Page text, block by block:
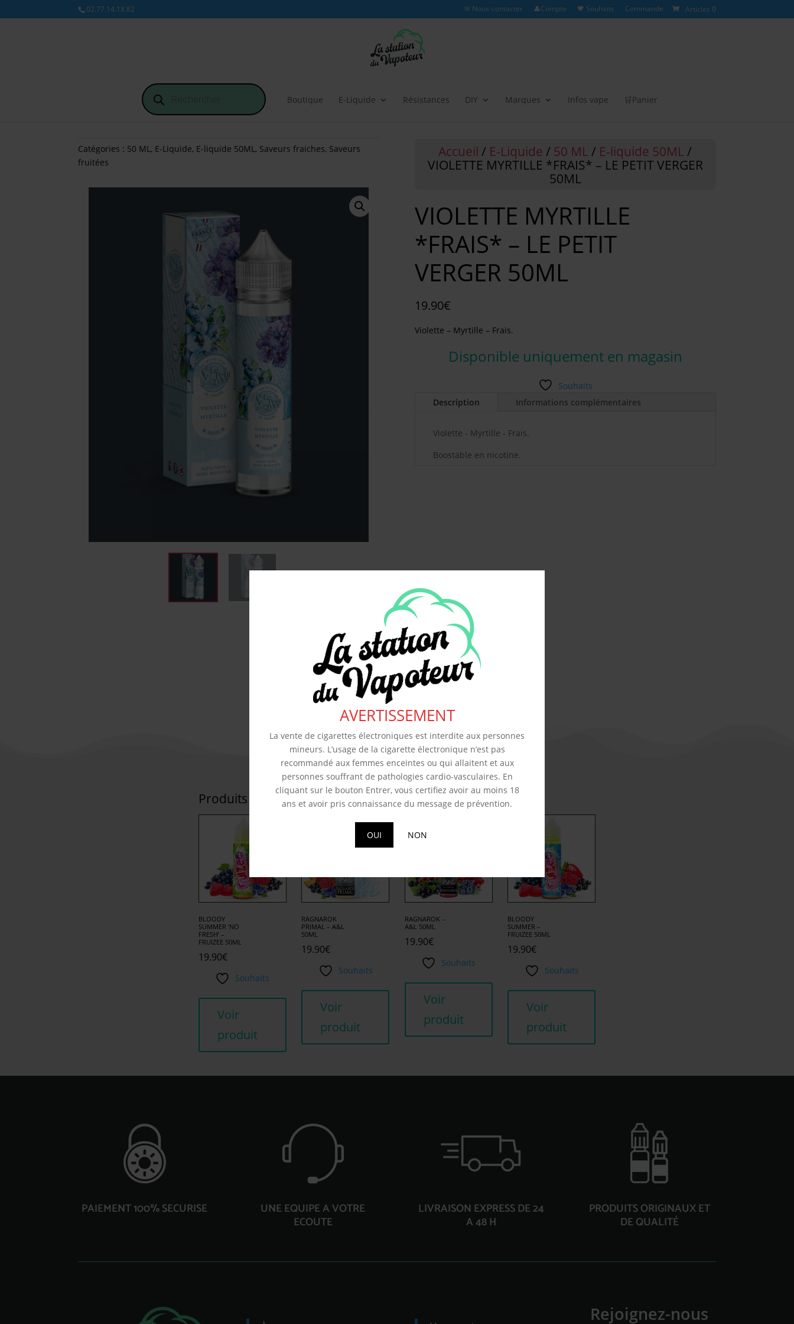
AVERTISSEMENT
La vente de cigarettes électroniques est interdite aux personnes
mineurs. L’usage de la cigarette électronique n’est pas
recommandé aux femmes enceintes ou qui allaitent et aux
personnes souffrant de pathologies cardio-vasculaires. En
cliquant sur le bouton Entrer, vous certifiez avoir au moins 18
ans et avoir pris connaissance du message de prévention.
OUI NON
02.77.14.18.82 ✉ Nous-contacter 👤Compte 🖤 Souhaits Commande Articles 0
Recherche
de
produits Boutique E-Liquide Résistances DIY Marques Infos vape 🛒Panier
Catégories : 50 ML, E-Liquide, E-liquide 50ML, Saveurs fraiches, Saveurs
fruitées
Accueil / E-Liquide / 50 ML / E-liquide 50ML /
VIOLETTE MYRTILLE *FRAIS* – LE PETIT VERGER
50ML
VIOLETTE MYRTILLE
*FRAIS* – LE PETIT
VERGER 50ML
19.90€
Violette – Myrtille – Frais.
Disponible uniquement en magasin
Souhaits
Description
Informations complémentaires
Violette - Myrtille - Frais.
Boostable en nicotine.
Produits similaires
BLOODY
SUMMER ‘NO
FRESH’ –
FRUIZEE 50ML
19.90€
Souhaits
Voir
produit
RAGNAROK
PRIMAL – A&L
50ML
19.90€
Souhaits
Voir
produit
RAGNAROK –
A&L 50ML
19.90€
Souhaits
Voir
produit
BLOODY
SUMMER –
FRUIZEE 50ML
19.90€
Souhaits
Voir
produit
PAIEMENT 100% SECURISE UNE EQUIPE A VOTRE
ECOUTE
LIVRAISON EXPRESS DE 24
A 48 H
PRODUITS ORIGINAUX ET
DE QUALITÉ
Rejoignez-nous